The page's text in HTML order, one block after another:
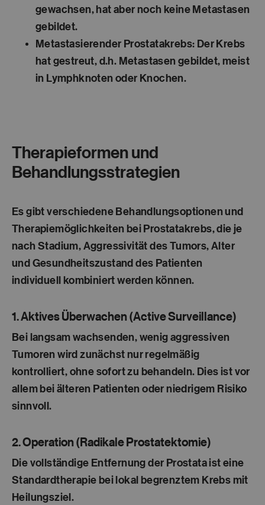
gewachsen, hat aber noch keine Metastasen
gebildet.
Metastasierender Prostatakrebs: Der Krebs
hat gestreut, d.h. Metastasen gebildet, meist
in Lymphknoten oder Knochen.
Therapieformen und
Behandlungsstrategien
Es gibt verschiedene Behandlungsoptionen und
Therapiemöglichkeiten bei Prostatakrebs, die je
nach Stadium, Aggressivität des Tumors, Alter
und Gesundheitszustand des Patienten
individuell kombiniert werden können.
1. Aktives Überwachen (Active Surveillance)
Bei langsam wachsenden, wenig aggressiven
Tumoren wird zunächst nur regelmäßig
kontrolliert, ohne sofort zu behandeln. Dies ist vor
allem bei älteren Patienten oder niedrigem Risiko
sinnvoll.
2. Operation (Radikale Prostatektomie)
Die vollständige Entfernung der Prostata ist eine
Standardtherapie bei lokal begrenztem Krebs mit
Heilungsziel.